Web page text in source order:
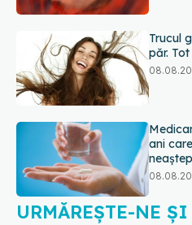
Trucul
păr.
ani
URMĂREȘTE-NE ȘI